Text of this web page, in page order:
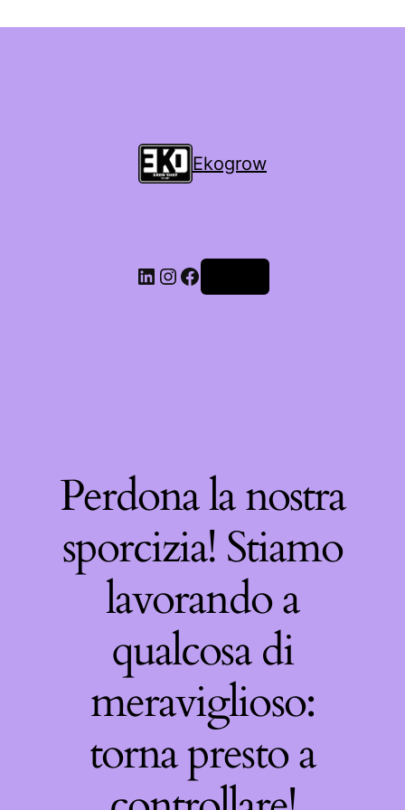
Ekogrow
Perdona la nostra
sporcizia! Stiamo
lavorando a
qualcosa di
meraviglioso:
torna presto a